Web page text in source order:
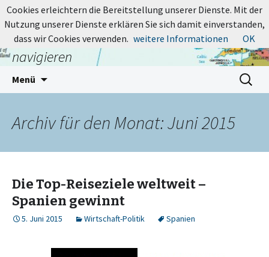
MapsBlog.de
Online-Karten: suchen, entdecken,
navigieren
Menü
Suchen
nach:
Archiv für den Monat: Juni 2015
Die Top-Reiseziele weltweit –
Spanien gewinnt
5. Juni 2015 Wirtschaft-Politik Spanien
Cookies erleichtern die Bereitstellung unserer Dienste. Mit der
Nutzung unserer Dienste erklären Sie sich damit einverstanden,
dass wir Cookies verwenden. weitere Informationen OK